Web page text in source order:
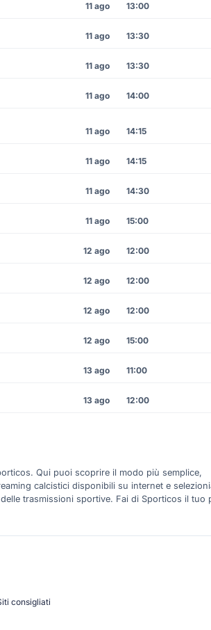
11 ago 13:00
11 ago 13:30
11 ago 13:30
11 ago 14:00
11 ago 14:15
11 ago 14:15
11 ago 14:30
11 ago 15:00
12 ago 12:00
12 ago 12:00
12 ago 12:00
12 ago 15:00
13 ago 11:00
13 ago 12:00
Qui puoi scoprire il modo più semplice,
calcistici disponibili su internet e
trasmissioni sportive. Fai di Sporticos il tuo
consigliati